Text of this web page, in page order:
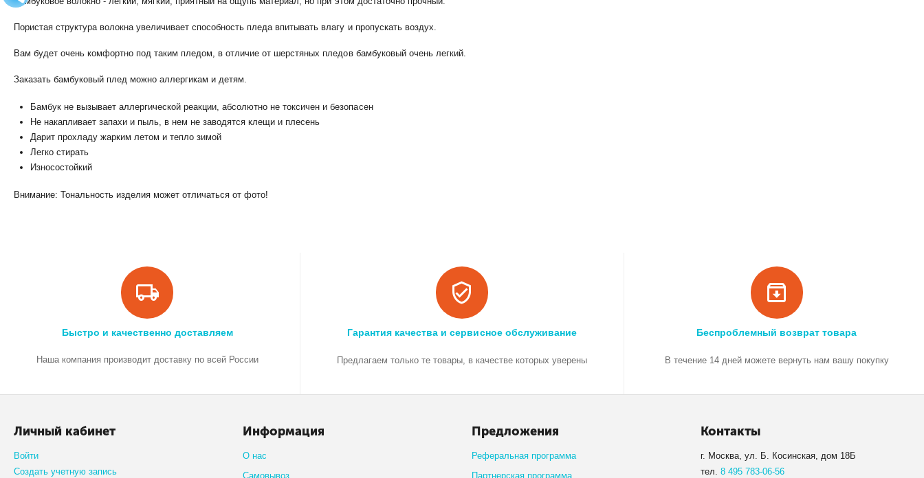
Пористая структура волокна увеличивает способность пледа впитывать влагу и пропускать воздух.
Вам будет очень комфортно под таким пледом, в отличие от шерстяных пледов бамбуковый очень легкий.
Заказать бамбуковый плед можно аллергикам и детям.
Бамбук не вызывает аллергической реакции, абсолютно не токсичен и безопасен
Не накапливает запахи и пыль, в нем не заводятся клещи и плесень
Дарит прохладу жарким летом и тепло зимой
Легко стирать
Износостойкий
Внимание: Тональность изделия может отличаться от фото!
Быстро и качественно доставляем
Наша компания производит доставку по всей России
Гарантия качества и сервисное обслуживание
Предлагаем только те товары, в качестве которых уверены
Беспроблемный возврат товара
В течение 14 дней можете вернуть нам вашу покупку
Личный кабинет
Войти
Создать учетную запись
Информация
О нас
Самовывоз
Предложения
Реферальная программа
Партнерская программа
Контакты
г. Москва, ул. Б. Косинская, дом 18Б
тел. 8 495 783-06-56